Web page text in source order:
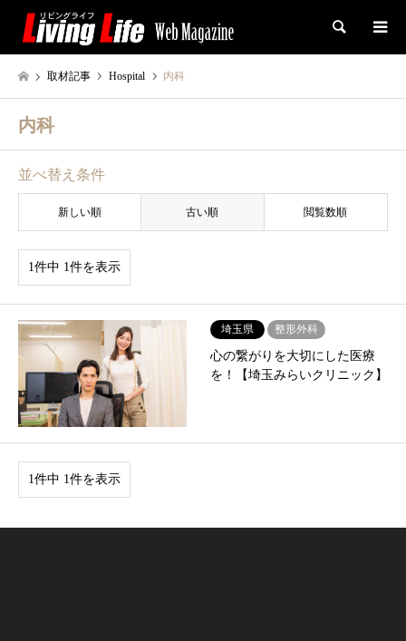
検索
取材記事 Hospital 内科
内科
並べ替え条件
新しい順 古い順 閲覧数順
1件中 1件を表示
埼玉県 整形外科
心の繋がりを大切にした医療
を！【埼玉みらいクリニック】
1件中 1件を表示